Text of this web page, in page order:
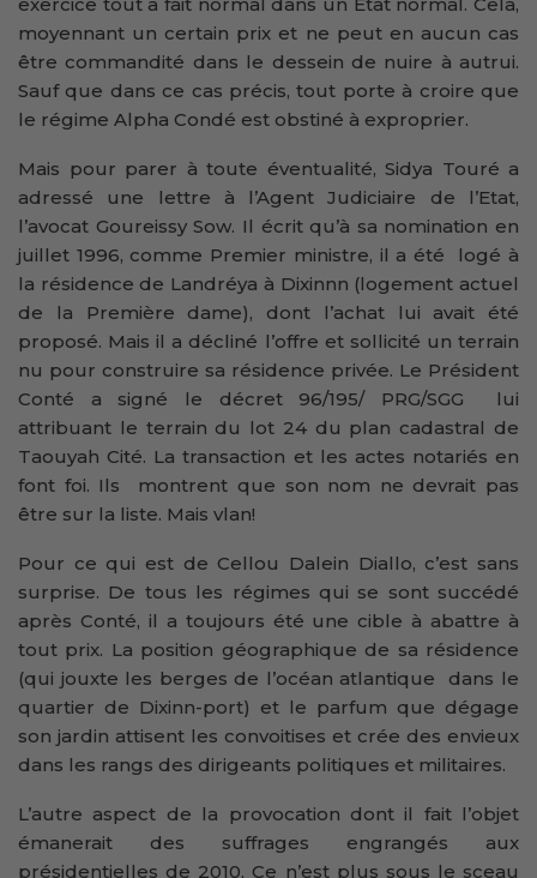
moyennant un certain prix et ne peut en aucun cas
être commandité dans le dessein de nuire à autrui.
Sauf que dans ce cas précis, tout porte à croire que
le régime Alpha Condé est obstiné à exproprier.
Mais pour parer à toute éventualité, Sidya Touré a
adressé une lettre à l’Agent Judiciaire de l’Etat,
l’avocat Goureissy Sow. Il écrit qu’à sa nomination en
juillet 1996, comme Premier ministre, il a été logé à
la résidence de Landréya à Dixinnn (logement actuel
de la Première dame), dont l’achat lui avait été
proposé. Mais il a décliné l’offre et sollicité un terrain
nu pour construire sa résidence privée. Le Président
Conté a signé le décret 96/195/ PRG/SGG lui
attribuant le terrain du lot 24 du plan cadastral de
Taouyah Cité. La transaction et les actes notariés en
font foi. Ils montrent que son nom ne devrait pas
être sur la liste. Mais vlan!
Pour ce qui est de Cellou Dalein Diallo, c’est sans
surprise. De tous les régimes qui se sont succédé
après Conté, il a toujours été une cible à abattre à
tout prix. La position géographique de sa résidence
(qui jouxte les berges de l’océan atlantique dans le
quartier de Dixinn-port) et le parfum que dégage
son jardin attisent les convoitises et crée des envieux
dans les rangs des dirigeants politiques et militaires.
L’autre aspect de la provocation dont il fait l’objet
émanerait des suffrages engrangés aux
présidentielles de 2010. Ce n’est plus sous le sceau